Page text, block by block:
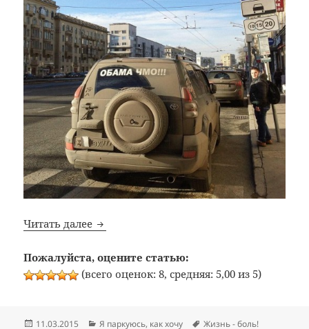
Читать далее Я паркуюсь, как хочу: корень всех бед
Пожалуйста, оцените статью:
(всего оценок: 8, средняя: 5,00 из 5)
Опубликовано
11.03.2015 Рубрики
Я паркуюсь, как хочу Метки
Жизнь - боль!